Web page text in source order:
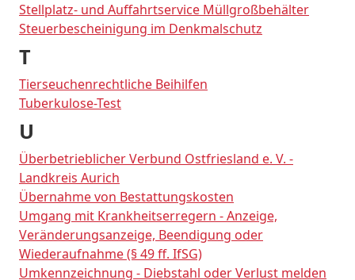
Stellplatz- und Auffahrtservice Müllgroßbehälter
Steuerbescheinigung im Denkmalschutz
T
Tierseuchenrechtliche Beihilfen
Tuberkulose-Test
U
Überbetrieblicher Verbund Ostfriesland e. V. -
Landkreis Aurich
Übernahme von Bestattungskosten
Umgang mit Krankheitserregern - Anzeige,
Veränderungsanzeige, Beendigung oder
Wiederaufnahme (§ 49 ff. IfSG)
Umkennzeichnung - Diebstahl oder Verlust melden